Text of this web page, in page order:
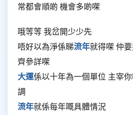
常都會順啲 機會多啲㗎
哦等等 我岔開少少先
唔好以為淨係睇流年就得㗎 仲
齊參詳㗎
大運係以十年為一個單位 主宰
調
流年就係每年嘅具體情況